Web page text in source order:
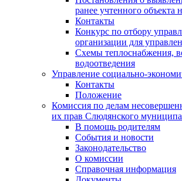
ранее учтенного объекта
Контакты
Конкурс по отбору
организации для
Схемы теплоснабжения,
водоотведения
Управление социально-
Контакты
Положение
Комиссия по делам
их прав Слюдянского
В помощь родителям
События и новости
Законодательство
О комиссии
Справочная информация